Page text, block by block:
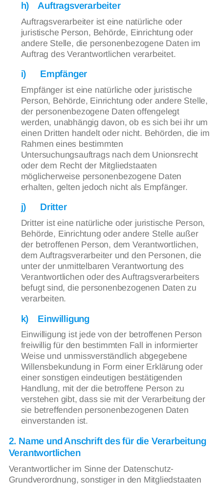
h) Auftragsverarbeiter
Auftragsverarbeiter ist eine natürliche oder
juristische Person, Behörde, Einrichtung oder
andere Stelle, die personenbezogene Daten im
Auftrag des Verantwortlichen verarbeitet.
i) Empfänger
Empfänger ist eine natürliche oder juristische
Person, Behörde, Einrichtung oder andere Stelle,
der personenbezogene Daten offengelegt
werden, unabhängig davon, ob es sich bei ihr um
einen Dritten handelt oder nicht. Behörden, die im
Rahmen eines bestimmten
Untersuchungsauftrags nach dem Unionsrecht
oder dem Recht der Mitgliedstaaten
möglicherweise personenbezogene Daten
erhalten, gelten jedoch nicht als Empfänger.
j) Dritter
Dritter ist eine natürliche oder juristische Person,
Behörde, Einrichtung oder andere Stelle außer
der betroffenen Person, dem Verantwortlichen,
dem Auftragsverarbeiter und den Personen, die
unter der unmittelbaren Verantwortung des
Verantwortlichen oder des Auftragsverarbeiters
befugt sind, die personenbezogenen Daten zu
verarbeiten.
k) Einwilligung
Einwilligung ist jede von der betroffenen Person
freiwillig für den bestimmten Fall in informierter
Weise und unmissverständlich abgegebene
Willensbekundung in Form einer Erklärung oder
einer sonstigen eindeutigen bestätigenden
Handlung, mit der die betroffene Person zu
verstehen gibt, dass sie mit der Verarbeitung der
sie betreffenden personenbezogenen Daten
einverstanden ist.
2. Name und Anschrift des für die Verarbeitung
Verantwortlichen
Verantwortlicher im Sinne der Datenschutz-
Grundverordnung, sonstiger in den Mitgliedstaaten